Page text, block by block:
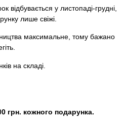
відбувається у листопаді-грудні,
лише свіжі.
максимальне, тому бажано
на складі.
грн. кожного подарунка.